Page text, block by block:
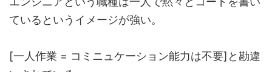
ているというイメージが強い。
[一人作業 = コミニュケーション能力は不要]と勘違